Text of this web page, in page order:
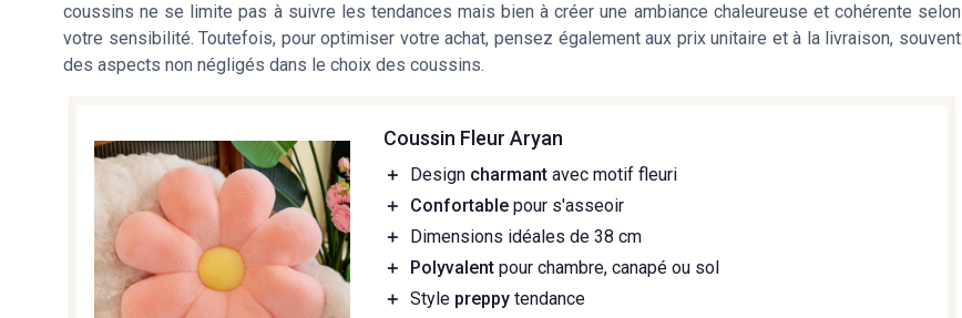
coussins ne se limite pas à suivre les tendances mais bien à créer une ambiance chaleureuse et cohérente selon
votre sensibilité. Toutefois, pour optimiser votre achat, pensez également aux prix unitaire et à la livraison, souvent
des aspects non négligés dans le choix des coussins.
Coussin Fleur Aryan
＋ Design charmant avec motif fleuri
＋
Confortable pour s'asseoir
＋
Dimensions idéales de 38 cm
＋
Polyvalent pour chambre, canapé ou sol
＋ Style preppy tendance